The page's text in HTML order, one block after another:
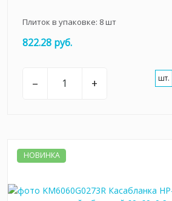
Плиток в упаковке: 8шт
822.28 руб.
– + шт.
НОВИНКА